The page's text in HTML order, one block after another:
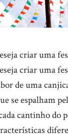
criar uma
criar uma
de uma
se espalham
cantinho do